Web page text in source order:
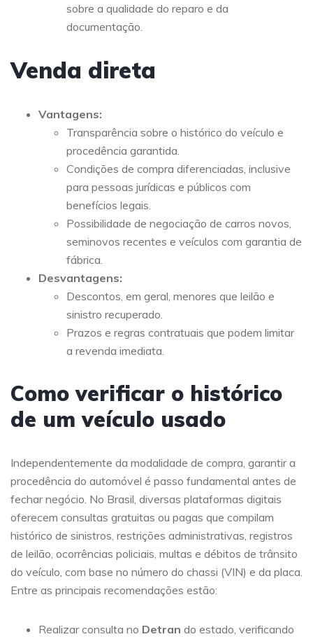
sobre a qualidade do reparo e da
documentação.
Venda direta
Vantagens:
Transparência sobre o histórico do veículo e
procedência garantida.
Condições de compra diferenciadas, inclusive
para pessoas jurídicas e públicos com
benefícios legais.
Possibilidade de negociação de carros novos,
seminovos recentes e veículos com garantia de
fábrica.
Desvantagens:
Descontos, em geral, menores que leilão e
sinistro recuperado.
Prazos e regras contratuais que podem limitar
a revenda imediata.
Como verificar o histórico
de um veículo usado
Independentemente da modalidade de compra, garantir a
procedência do automóvel é passo fundamental antes de
fechar negócio. No Brasil, diversas plataformas digitais
oferecem consultas gratuitas ou pagas que compilam
histórico de sinistros, restrições administrativas, registros
de leilão, ocorrências policiais, multas e débitos de trânsito
do veículo, com base no número do chassi (VIN) e da placa.
Entre as principais recomendações estão:
Realizar consulta no Detran do estado, verificando